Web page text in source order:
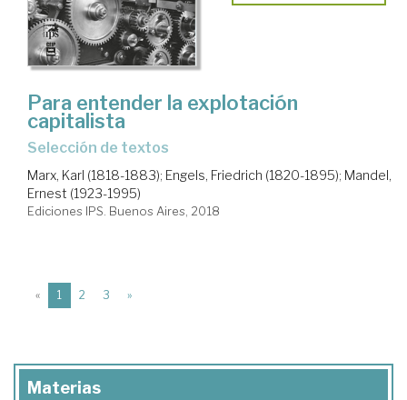
Para entender la explotación
capitalista
selección de textos
Marx, Karl (1818-1883); Engels, Friedrich (1820-1895); Mandel,
Ernest (1923-1995)
Ediciones IPS. Buenos Aires, 2018
« 1 (current)
2 3 »
Materias